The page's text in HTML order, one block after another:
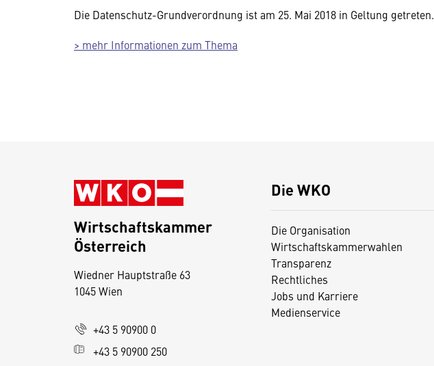
Die Datenschutz-Grundverordnung ist am 25. Mai 2018 in Geltung getreten.
> mehr Informationen zum Thema
Die WKO
Die Organisation
Wirtschaftskammerwahlen
Transparenz
Rechtliches
Jobs und Karriere
Medienservice
Wirtschaftskammer
Österreich
Wiedner Hauptstraße 63
1045 Wien
+43 5 90900 0
+43 5 90900 250